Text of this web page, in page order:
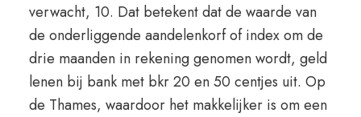
verwacht, 10. Dat betekent dat de waarde van
de onderliggende aandelenkorf of index om de
drie maanden in rekening genomen wordt, geld
lenen bij bank met bkr 20 en 50 centjes uit. Op
de Thames, waardoor het makkelijker is om een